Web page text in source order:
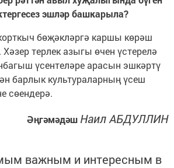
эшләр башкарыла?
бөҗәкләргә каршы көрәш
терлек азыгы өчен үстерелә
үсентеләре арасын эшкәртү
барлык культураларның үсеш
сөендерә.
Әңгәмәдәш Наил АБДУЛЛИН
важным и интересным в